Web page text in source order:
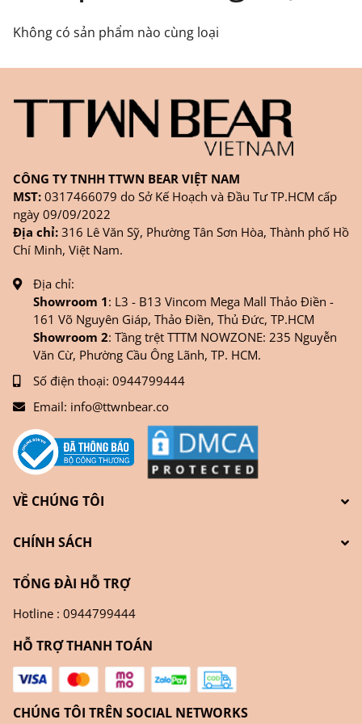
FANPAGE/ZALO/
Thời gian nhận hàng: Đối với đơn hàng Online tại
TPHCM, sản phẩm sẽ được giao sớm nhất là 1
ngày sau khi đặt.
Không có sản phẩm nào cùng loại
CÔNG TY TNHH TTWN BEAR VIỆT NAM
MST: 0317466079 do Sở Kế Hoạch và Đầu Tư TP.HCM cấp
ngày 09/09/2022
Địa chỉ: 316 Lê Văn Sỹ, Phường Tân Sơn Hòa, Thành phố Hồ
Chí Minh, Việt Nam.
Địa chỉ:
Showroom 1: L3 - B13 Vincom Mega Mall Thảo Điền -
161 Võ Nguyên Giáp, Thảo Điền, Thủ Đức, TP.HCM
Showroom 2: Tầng trệt TTTM NOWZONE: 235 Nguyễn
Văn Cừ, Phường Cầu Ông Lãnh, TP. HCM.
Số điện thoại: 0944799444
Email: info@ttwnbear.co
VỀ CHÚNG TÔI
CHÍNH SÁCH
TỔNG ĐÀI HỖ TRỢ
Hotline : 0944799444
HỖ TRỢ THANH TOÁN
CHÚNG TÔI TRÊN SOCIAL NETWORKS